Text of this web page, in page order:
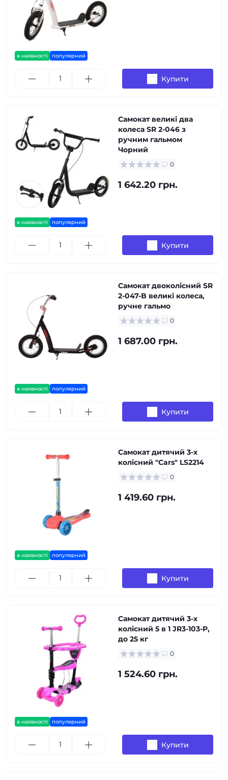
в наявності популярний
Купити
в наявності популярний
Самокат великі два
колеса SR 2-046 з
ручним гальмом
Чорний
0
1 642.20 грн.
Купити
в наявності популярний
Самокат двоколісний SR
2-047-B великі колеса,
ручне гальмо
0
1 687.00 грн.
Купити
в наявності популярний
Самокат дитячий 3-х
колісний "Cars" LS2214
0
1 419.60 грн.
Купити
в наявності популярний
Самокат дитячий 3-х
колісний 5 в 1 JR3-103-P,
до 25 кг
0
1 524.60 грн.
Купити